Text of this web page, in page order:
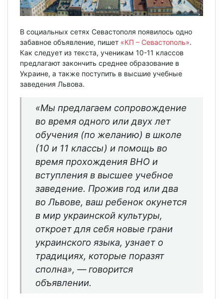
В социальных сетях Севастополя появилось одно
забавное объявление, пишет «КП – Севастополь».
Как следует из текста, ученикам 10-11 классов
предлагают закончить среднее образование в
Украине, а также поступить в высшие учебные
заведения Львова.
«Мы предлагаем сопровождение
во время одного или двух лет
обучения (по желанию) в школе
(10 и 11 классы) и помощь во
время прохождения ВНО и
вступления в высшее учебное
заведение. Прожив год или два
во Львове, ваш ребенок окунется
в мир украинской культуры,
откроет для себя новые грани
украинского языка, узнает о
традициях, которые поразят
сполна», — говорится
объявлении.